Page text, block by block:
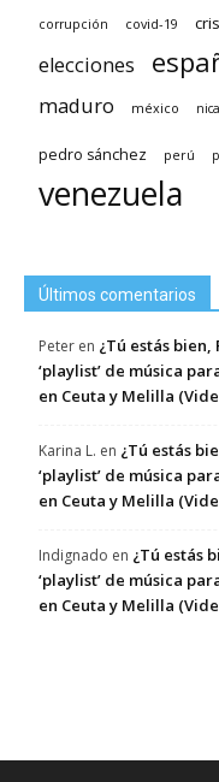
corrupción covid-19
elecciones
maduro méxico
pedro sánchez perú
venezuela
Últimos comentarios
Peter en ¿Tú estás bien,
‘playlist’ de música
en Ceuta y Melilla
Karina L. en ¿Tú estás
‘playlist’ de música
en Ceuta y Melilla
Indignado en ¿Tú estás
‘playlist’ de música
en Ceuta y Melilla